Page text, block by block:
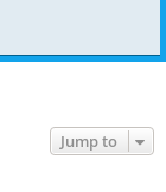
Jump to